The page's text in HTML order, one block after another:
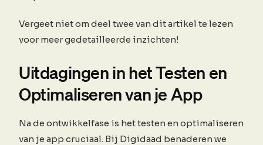
Vergeet niet om deel twee van dit artikel te lezen
voor meer gedetailleerde inzichten!
Uitdagingen in het Testen en
Optimaliseren van je App
Na de ontwikkelfase is het testen en optimaliseren
van je app cruciaal. Bij Digidaad benaderen we